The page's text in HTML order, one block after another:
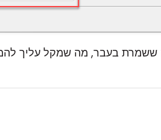
ששמרת בעבר, מה שמקל עליך